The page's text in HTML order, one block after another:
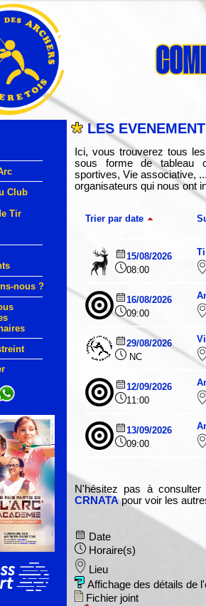
Club
Tir
nous ?
LES
Ici, vous trouverez tous
sous forme de tableau
sportives, Vie associative,
organisateurs qui nous ont
Trier par date
15/08/2026
08:00
16/08/2026
09:00
29/08/2026
NC
12/09/2026
11:00
13/09/2026
09:00
N'hésitez pas à
CRNATApour voir les
Date
Horaire(s)
Lieu
Affichage des détails de
Fichier joint